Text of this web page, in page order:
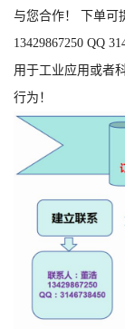
与您合作！ 下单可
13429867250 QQ
用于工业应用或者
行为！